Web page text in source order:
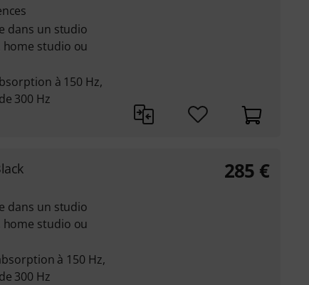
dans un studio
studio ou
à 150 Hz,
300 Hz
dans un studio
studio ou
à 150 Hz,
300 Hz
285 €